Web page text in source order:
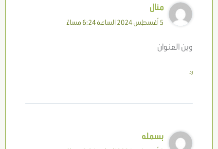
منال
5 أغسطس 2024 الساعة 6:24 مساءً
وين العنوان
رد
بسمله